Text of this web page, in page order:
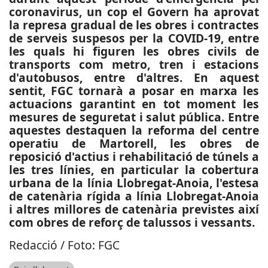
coronavirus, un cop el Govern ha aprovat
la represa gradual de les obres i contractes
de serveis suspesos per la COVID-19, entre
les quals hi figuren les obres civils de
transports com metro, tren i estacions
d'autobusos, entre d'altres. En aquest
sentit, FGC tornarà a posar en marxa les
actuacions garantint en tot moment les
mesures de seguretat i salut pública. Entre
aquestes destaquen la reforma del centre
operatiu de Martorell, les obres de
reposició d'actius i rehabilitació de túnels a
les tres línies, en particular la cobertura
urbana de la línia Llobregat-Anoia, l'estesa
de catenària rígida a línia Llobregat-Anoia
i altres millores de catenària previstes així
com obres de reforç de talussos i vessants.
Redacció / Foto: FGC